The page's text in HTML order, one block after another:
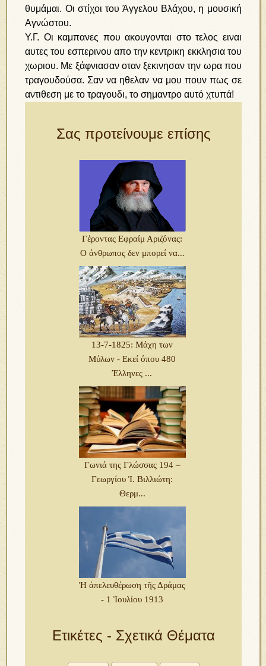
θυμάμαι. Οι στίχοι του Άγγελου Βλάχου, η μουσική
Αγνώστου.
Υ.Γ. Οι καμπανες που ακουγονται στο τελος ειναι
αυτες του εσπερινου απο την κεντρικη εκκλησια του
χωριου. Με ξάφνιασαν οταν ξεκινησαν την ωρα που
τραγουδούσα. Σαν να ηθελαν να μου πουν πως σε
αντιθεση με το τραγουδι, το σημαντρο αυτό χτυπά!
Σας προτείνουμε επίσης
Γέροντας Εφραίμ Αριζόνας:
Ο άνθρωπος δεν μπορεί να...
13-7-1825: Μάχη των
Μύλων - Εκεί όπου 480
Έλληνες ...
Γωνιά της Γλώσσας 194 –
Γεωργίου Ἰ. Βιλλιώτη:
Θερμ...
Ἡ ἀπελευθέρωση τῆς Δράμας
- 1 Ἰουλίου 1913
Ετικέτες - Σχετικά Θέματα